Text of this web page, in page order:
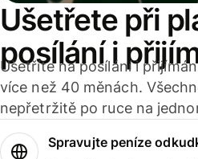
Ušetřete při
posílání i
Ušetříte na posílání i
více než 40 měnách.
nepřetržitě po ruce na
Spravujte peníze